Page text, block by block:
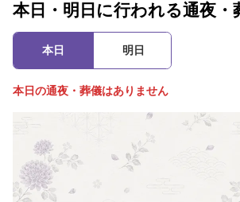
本日・明日に行われる通夜・
本日 明日
本日の通夜・葬儀はありません